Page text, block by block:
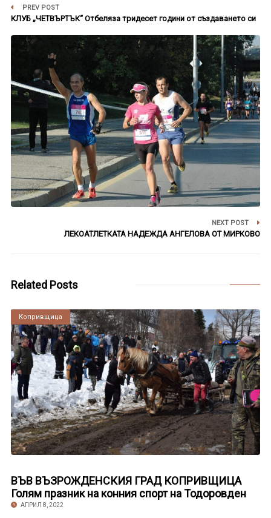
PREV POST
КЛУБ „ЧЕТВЪРТЪК“ Отбеляза тридесет години от създаването си
NEXT POST
ЛЕКОАТЛЕТКАТА НАДЕЖДА АНГЕЛОВА ОТ МИРКОВО
Related Posts
Копривщица
ВЪВ ВЪЗРОЖДЕНСКИЯ ГРАД КОПРИВЩИЦА
Голям празник на конния спорт на Тодоровден
АПРИЛ 8, 2022